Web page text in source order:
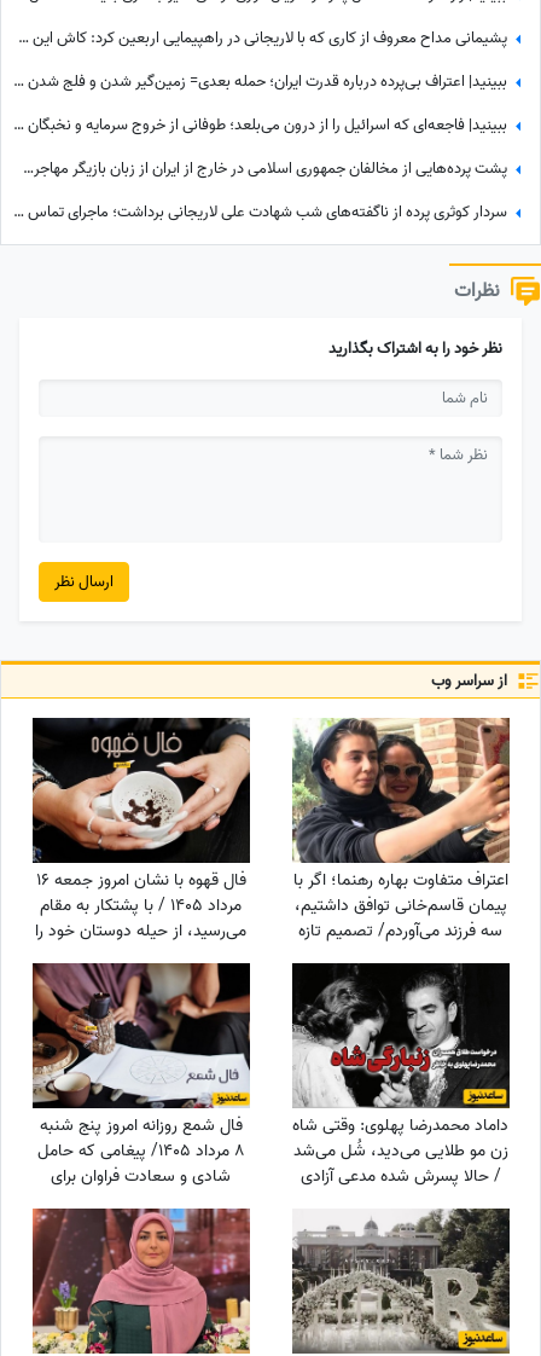
پشیمانی مداح معروف از کاری که با لاریجانی در راهپیمایی اربعین کرد: کاش این کار را نمی‌کردم
ببینید| اعتراف بی‌پرده درباره قدرت ایران؛ حمله بعدی= زمین‌گیر شدن و فلج شدن ما!
ببینید| فاجعه‌ای که اسرائیل را از درون می‌بلعد؛ طوفانی از خروج سرمایه و نخبگان که نتانیاهو را به خاک سیاه نشاند!
پشت پرده‌هایی از مخالفان جمهوری اسلامی در خارج از ایران از زبان بازیگر مهاجرت کرده / حامیان جمهوری اسلامی جان خود را هم می‌دهند
سردار کوثری پرده از ناگفته‌های شب شهادت علی لاریجانی برداشت؛ ماجرای تماس آخر پسر شهید لاریجانی چه بود؟
نظرات
نظر خود را به اشتراک بگذارید
ارسال نظر
از سراسر وب
اعتراف متفاوت بهاره رهنما؛ اگر با
پیمان قاسم‌خانی توافق داشتیم،
سه فرزند می‌آوردم/ تصمیم تازه
برای ازدواج
فال قهوه با نشان امروز جمعه 16
مرداد 1405 / با پشتکار به مقام
می‌رسید، از حیله دوستان خود را
پنهان کنید
داماد محمدرضا پهلوی: وقتی شاه
زن مو طلایی می‌دید، شُل می‌شد
/ حالا پسرش شده مدعی آزادی
فال شمع روزانه امروز پنج شنبه
8 مرداد 1405/ پیغامی که حامل
شادی و سعادت فراوان برای
شماست ، به شما خواهد رسید